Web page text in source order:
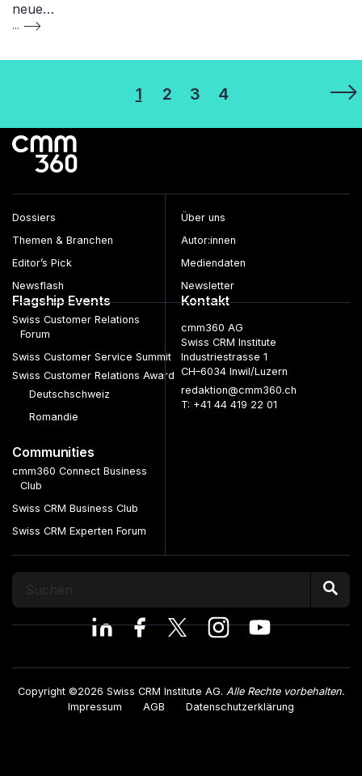
neue…
...
Seitennummerierung
der
Beiträge
1 2 3 4
Dossiers
Themen & Branchen
Editor’s Pick
Newsflash
Über uns
Autor:innen
Mediendaten
Newsletter
Flagship Events
Swiss Customer Relations
Forum
Swiss Customer Service Summit
Swiss Customer Relations Award
Deutschschweiz
Romandie
Communities
cmm360 Connect Business
Club
Swiss CRM Business Club
Swiss CRM Experten Forum
Kontakt
cmm360 AG
Swiss CRM Institute
Industriestrasse 1
CH–6034 Inwil/Luzern
redaktion@cmm360.ch
T: +41 44 419 22 01
Copyright ©2026 Swiss CRM Institute AG. Alle Rechte vorbehalten.
Impressum
AGB Datenschutzerklärung